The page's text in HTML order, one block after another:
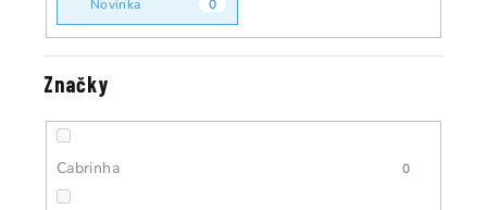
ů
Novinka 0
Značky
Cabrinha 0